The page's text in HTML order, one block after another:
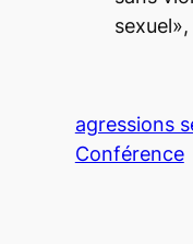
agressions
Conférence